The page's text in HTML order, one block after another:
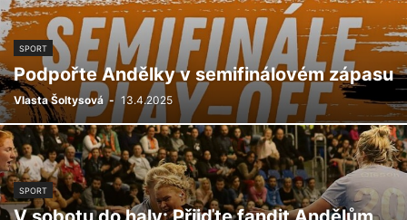
SPORT
Podpořte Andělky v semifinálovém zápasu
Vlasta Šoltysová - 13.4.2025
SPORT